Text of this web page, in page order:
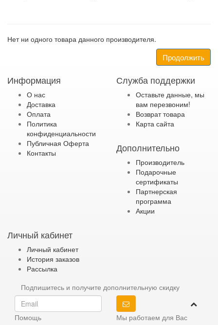
Нет ни одного товара данного производителя.
Продолжить
Информация
О нас
Доставка
Оплата
Политика
конфиденциальности
Публичная Оферта
Контакты
Служба поддержки
Оставьте данные, мы
вам перезвоним!
Возврат товара
Карта сайта
Дополнительно
Производитель
Подарочные
сертификаты
Партнерская
программа
Акции
Личный кабинет
Личный кабинет
История заказов
Рассылка
Подпишитесь и получите дополнительную скидку
Помощь
Мы работаем для Вас